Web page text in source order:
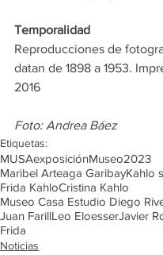
Temporalidad
Reproducciones de
datan de 1898 a 1953.
2016
Foto: Andrea Báez
Etiquetas:
MUSAexposiciónMuseo2023
Maribel Arteaga GaribayKahlo
Frida KahloCristina Kahlo
Museo Casa Estudio Diego
Juan FarillLeo EloesserJavier
Frida
Noticias